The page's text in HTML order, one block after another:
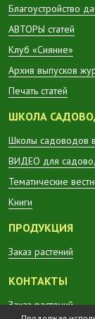
Благоустройство
АВТОРЫ статей
Клуб «Сияние»
Архив выпусков
Печать статей
ШКОЛА
Школы садоводов
ВИДЕО для
Тематические
Книги
ПРОДУКЦИЯ
Заказ растений
КОНТАКТЫ
Заказ растений